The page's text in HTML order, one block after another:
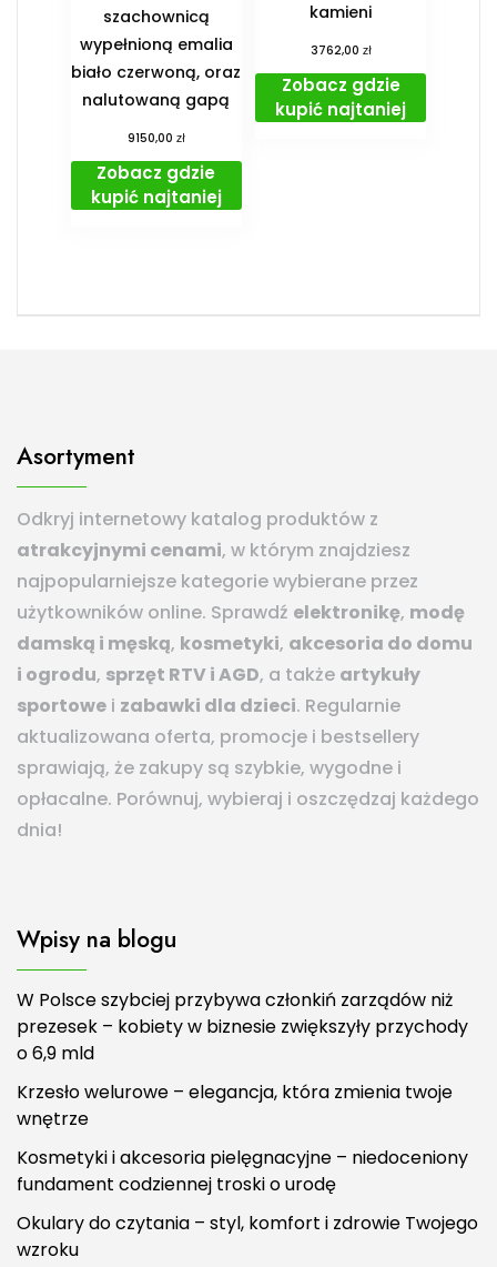
szachownicą
wypełnioną emalia
biało czerwoną, oraz
nalutowaną gapą
9150,00 zł
Zobacz gdzie
kupić najtaniej
kamieni
3762,00 zł
Zobacz gdzie
kupić najtaniej
Asortyment
Odkryj internetowy katalog produktów z
atrakcyjnymi cenami, w którym znajdziesz
najpopularniejsze kategorie wybierane przez
użytkowników online. Sprawdź elektronikę, modę
damską i męską, kosmetyki, akcesoria do domu
i ogrodu, sprzęt RTV i AGD, a także artykuły
sportowe i zabawki dla dzieci. Regularnie
aktualizowana oferta, promocje i bestsellery
sprawiają, że zakupy są szybkie, wygodne i
opłacalne. Porównuj, wybieraj i oszczędzaj każdego
dnia!
Wpisy na blogu
W Polsce szybciej przybywa członkiń zarządów niż
prezesek – kobiety w biznesie zwiększyły przychody
o 6,9 mld
Krzesło welurowe – elegancja, która zmienia twoje
wnętrze
Kosmetyki i akcesoria pielęgnacyjne – niedoceniony
fundament codziennej troski o urodę
Okulary do czytania – styl, komfort i zdrowie Twojego
wzroku